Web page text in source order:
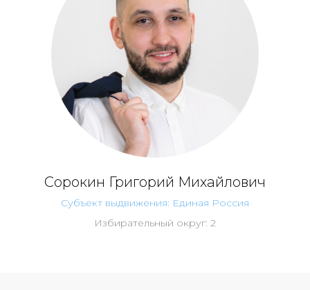
Сорокин Григорий Михайлович
Субъект выдвижения: Единая Россия
Избирательный округ: 2